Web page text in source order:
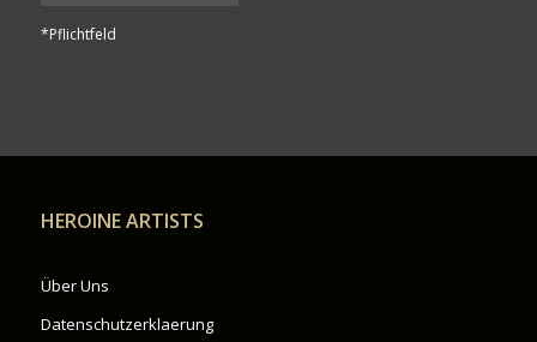
*Pflichtfeld
HEROINE ARTISTS
Über Uns
Datenschutzerklaerung